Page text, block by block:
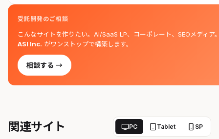
受託開発のご相談
こんなサイトを作りたい。AI/SaaS LP、コーポレート、SEOメディア
ASI Inc. がワンストップで構築します。
相談する →
関連サイト PC Tablet SP